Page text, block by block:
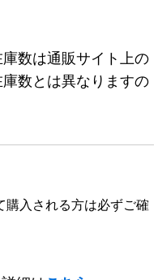
数は通販サイト上の
数とは異なりますの
購入される方は必ずご確